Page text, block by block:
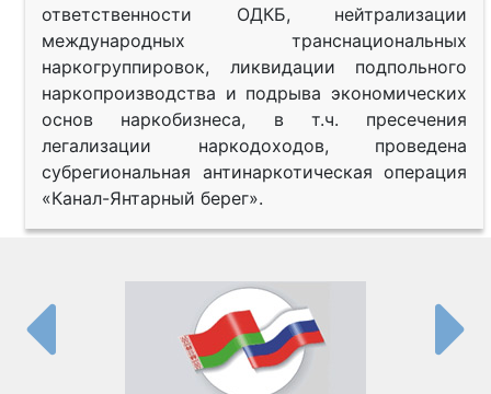
ответственности ОДКБ, нейтрализации
международных транснациональных
наркогруппировок, ликвидации подпольного
наркопроизводства и подрыва экономических
основ наркобизнеса, в т.ч. пресечения
легализации наркодоходов, проведена
субрегиональная антинаркотическая операция
«Канал-Янтарный берег».